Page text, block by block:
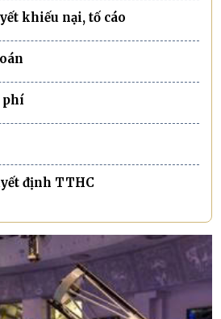
khiếu nại, tố cáo
phí
định TTHC